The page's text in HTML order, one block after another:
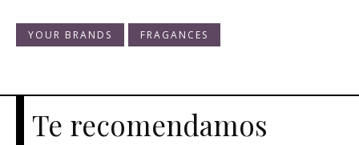
YOUR BRANDS FRAGANCES
Te recomendamos